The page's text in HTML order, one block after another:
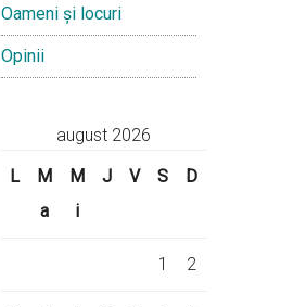
Oameni și locuri
Opinii
august 2026
L
M
a
M
i
J V S D
1 2